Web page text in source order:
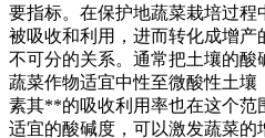
要指标。在保护地蔬菜栽培过
被吸收和利用，进而转化成增
不可分的关系。通常把土壤的酸
蔬菜作物适宜中性至微酸性土壤
素其**的吸收利用率也在这个范
适宜的酸碱度，可以激发蔬菜的